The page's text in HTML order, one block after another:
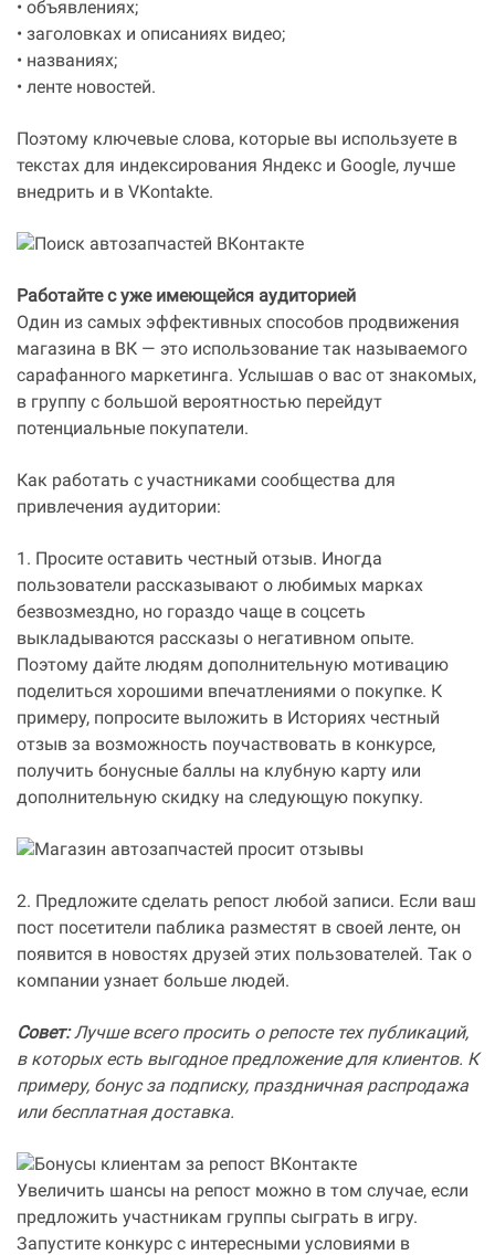
• объявлениях;
• заголовках и описаниях видео;
• названиях;
• ленте новостей.
Поэтому ключевые слова, которые вы используете в
текстах для индексирования Яндекс и Google, лучше
внедрить и в VKontakte.
Работайте с уже имеющейся аудиторией
Один из самых эффективных способов продвижения
магазина в ВК — это использование так называемого
сарафанного маркетинга. Услышав о вас от знакомых,
в группу с большой вероятностью перейдут
потенциальные покупатели.
Как работать с участниками сообщества для
привлечения аудитории:
1. Просите оставить честный отзыв. Иногда
пользователи рассказывают о любимых марках
безвозмездно, но гораздо чаще в соцсеть
выкладываются рассказы о негативном опыте.
Поэтому дайте людям дополнительную мотивацию
поделиться хорошими впечатлениями о покупке. К
примеру, попросите выложить в Историях честный
отзыв за возможность поучаствовать в конкурсе,
получить бонусные баллы на клубную карту или
дополнительную скидку на следующую покупку.
2. Предложите сделать репост любой записи. Если ваш
пост посетители паблика разместят в своей ленте, он
появится в новостях друзей этих пользователей. Так о
компании узнает больше людей.
Совет:Лучше всего просить о репосте тех публикаций,
в которых есть выгодное предложение для клиентов. К
примеру, бонус за подписку, праздничная распродажа
или бесплатная доставка.
Увеличить шансы на репост можно в том случае, если
предложить участникам группы сыграть в игру.
Запустите конкурс с интересными условиями в